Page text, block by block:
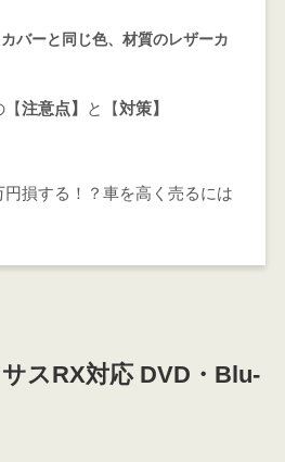
バーと同じ色、材質のレザーカ
【注意点】 と【対策】
損する！？車を高く売るには
スRX対応 DVD・Blu-